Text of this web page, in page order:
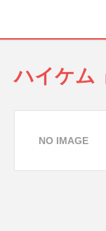
ハイケム
NO IMAGE